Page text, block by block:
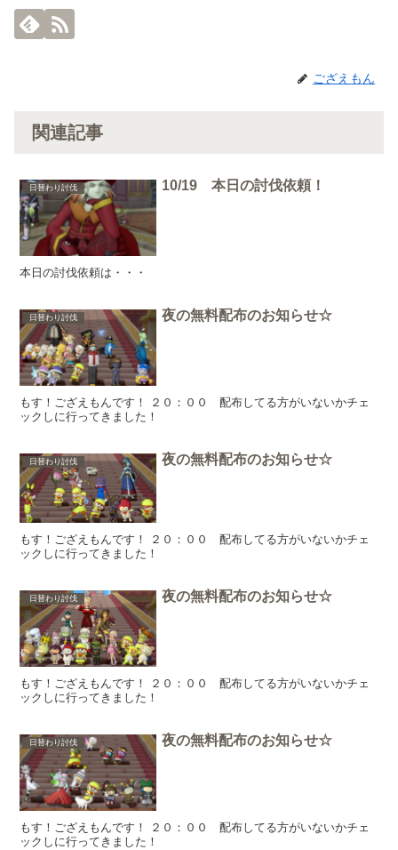
ござえもん
関連記事
日替わり討伐 10/19 本日の討伐依頼！
本日の討伐依頼は・・・
日替わり討伐 夜の無料配布のお知らせ☆
もす！ござえもんです！ ２０：００ 配布してる方がいないかチェ
ックしに行ってきました！
日替わり討伐 夜の無料配布のお知らせ☆
もす！ござえもんです！ ２０：００ 配布してる方がいないかチェ
ックしに行ってきました！
日替わり討伐 夜の無料配布のお知らせ☆
もす！ござえもんです！ ２０：００ 配布してる方がいないかチェ
ックしに行ってきました！
日替わり討伐 夜の無料配布のお知らせ☆
もす！ござえもんです！ ２０：００ 配布してる方がいないかチェ
ックしに行ってきました！